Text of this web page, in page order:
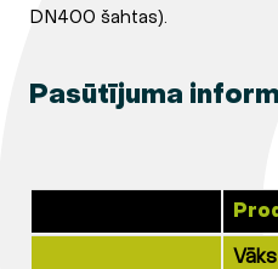
DN400 šahtas).
Pasūtījuma
Vāks